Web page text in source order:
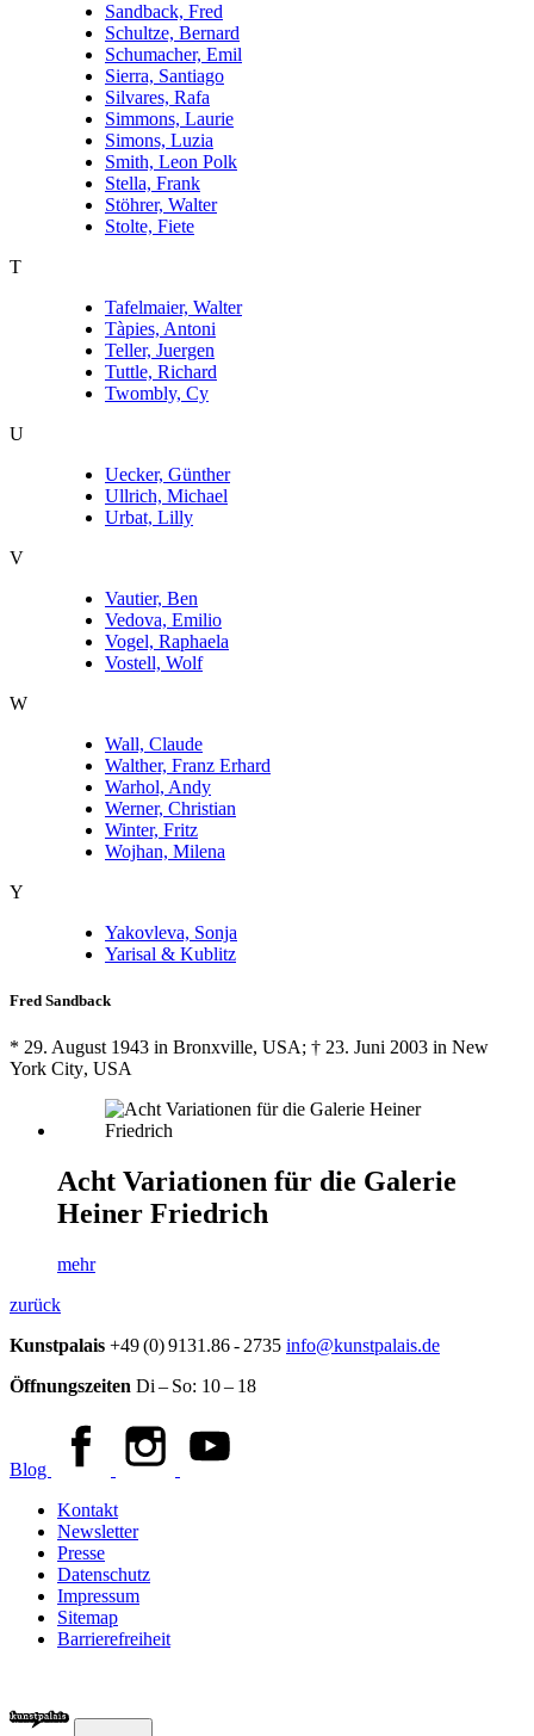
Sandback, Fred
Schultze, Bernard
Schumacher, Emil
Sierra, Santiago
Silvares, Rafa
Simmons, Laurie
Simons, Luzia
Smith, Leon Polk
Stella, Frank
Stöhrer, Walter
Stolte, Fiete
T
Tafelmaier, Walter
Tàpies, Antoni
Teller, Juergen
Tuttle, Richard
Twombly, Cy
U
Uecker, Günther
Ullrich, Michael
Urbat, Lilly
V
Vautier, Ben
Vedova, Emilio
Vogel, Raphaela
Vostell, Wolf
W
Wall, Claude
Walther, Franz Erhard
Warhol, Andy
Werner, Christian
Winter, Fritz
Wojhan, Milena
Y
Yakovleva, Sonja
Yarisal & Kublitz
Fred Sandback
* 29. August 1943 in Bronxville, USA; † 23. Juni 2003 in New
York City, USA
Acht Variationen für die Galerie
Heiner Friedrich
mehr
zurück
Kunstpalais +49 (0) 9131.86 - 2735 info@kunstpalais.de
Öffnungszeiten Di – So: 10 – 18
Blog
Kontakt
Newsletter
Presse
Datenschutz
Impressum
Sitemap
Barrierefreiheit